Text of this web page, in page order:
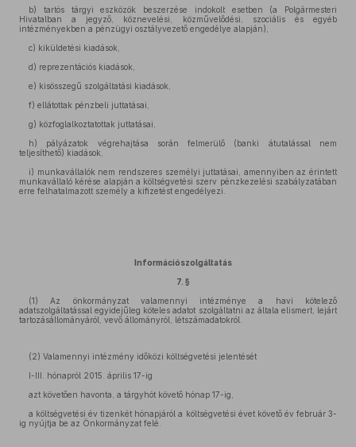
b) tartós tárgyi eszközök beszerzése indokolt esetben (a Polgármesteri
Hivatalban a jegyző, köznevelési, közművelődési, szociális és egyéb
intézményekben a pénzügyi osztályvezető engedélye alapján),
c) kiküldetési kiadások,
d) reprezentációs kiadások,
e) kisösszegű szolgáltatási kiadások,
f) ellátottak pénzbeli juttatásai,
g) közfoglalkoztatottak juttatásai,
h) pályázatok végrehajtása során felmerülő (banki átutalással nem
teljesíthető) kiadások,
i) munkavállalók nem rendszeres személyi juttatásai, amennyiben az érintett
munkavállaló kérése alapján a költségvetési szerv pénzkezelési szabályzatában
erre felhatalmazott személy a kifizetést engedélyezi.
Információszolgáltatás
7. §
(1) Az önkormányzat valamennyi intézménye a havi kötelező
adatszolgáltatással egyidejűleg köteles adatot szolgáltatni az általa elismert, lejárt
tartozásállományáról, vevő állományról, létszámadatokról.
(2) Valamennyi intézmény időközi költségvetési jelentését
I-III. hónapról 2015. április 17-ig
azt követően havonta, a tárgyhót követő hónap 17-ig,
a költségvetési év tizenkét hónapjáról a költségvetési évet követő év február 3-
ig nyújtja be az Önkormányzat felé.